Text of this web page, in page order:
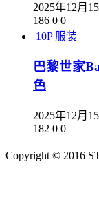
2025年12月
186 0 0
10P 服装
巴黎世家
色
2025年12月
182 0 0
Copyright © 2016